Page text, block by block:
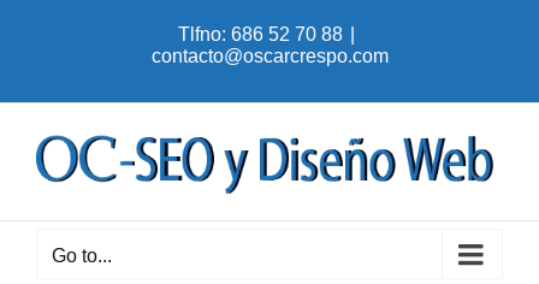
Tlfno: 686 52 70 88
contacto@oscarcrespo.com
Go to...